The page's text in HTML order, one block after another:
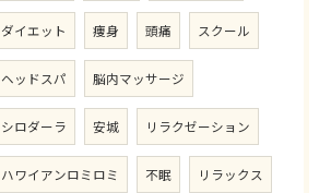
ダイエット 痩身 頭痛 スクール
ヘッドスパ 脳内マッサージ
シロダーラ 安城 リラクゼーション
ハワイアンロミロミ 不眠 リラックス